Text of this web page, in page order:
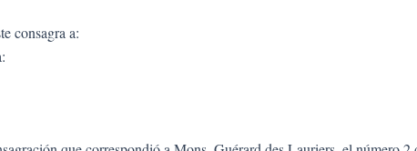
consagra a: